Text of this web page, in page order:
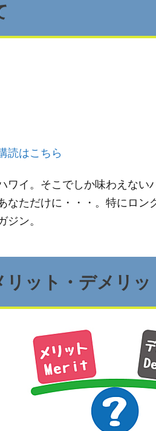
読はこちら
ワイ。そこでしか味わえない
なただけに・・・。特にロ
ジン。
リット・デメリッ